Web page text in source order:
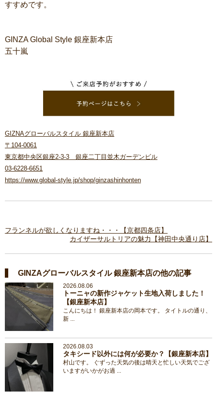
すすめです。
GINZA Global Style 銀座新本店
五十嵐
GIZNAグローバルスタイル 銀座新本店
〒104-0061
東京都中央区銀座2-3-3 銀座二丁目並木ガーデンビル
03-6228-6651
https://www.global-style.jp/shop/ginzashinhonten
フランネルが欲しくなりますね・・・【京都四条店】
カイザーサルトリアの魅力【神田中央通り店】
GINZAグローバルスタイル 銀座新本店の他の記事
2026.08.06
トーニャの新作ジャケット生地入荷しました！
【銀座新本店】
こんにちは！ 銀座新本店の岡本です。 タイトルの通り、
新 ...
2026.08.03
タキシード以外には何が必要か？【銀座新本店】
村山です。 ぐずった天気の後は晴天と忙しい天気でござ
いますがいかがお過 ...